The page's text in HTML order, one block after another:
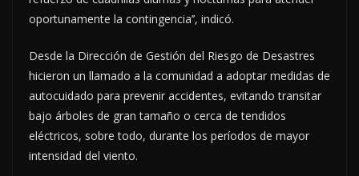
oportunamente la contingencia’’, indicó.
Desde la Dirección de Gestión del Riesgo de Desastres
hicieron un llamado a la comunidad a adoptar medidas de
autocuidado para prevenir accidentes, evitando transitar
bajo árboles de gran tamaño o cerca de tendidos
eléctricos, sobre todo, durante los períodos de mayor
intensidad del viento.